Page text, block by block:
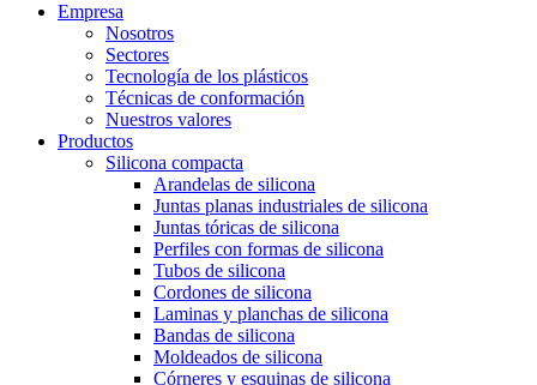
Empresa
Nosotros
Sectores
Tecnología de los plásticos
Técnicas de conformación
Nuestros valores
Productos
Silicona compacta
Arandelas de silicona
Juntas planas industriales de silicona
Juntas tóricas de silicona
Perfiles con formas de silicona
Tubos de silicona
Cordones de silicona
Laminas y planchas de silicona
Bandas de silicona
Moldeados de silicona
Córneres y esquinas de silicona